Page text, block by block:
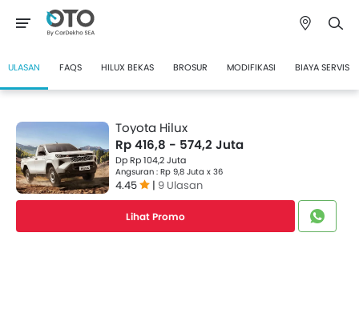
ULASAN FAQS HILUX BEKAS BROSUR MODIFIKASI BIAYA SERVIS
Toyota Hilux
Rp 416,8 - 574,2 Juta
Dp Rp 104,2 Juta
Angsuran : Rp 9,8 Juta x 36
4.45 | 9 Ulasan
Lihat Promo